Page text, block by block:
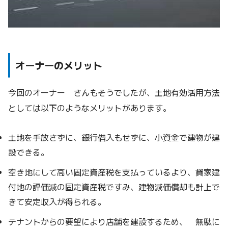
オーナーのメリット
今回のオーナー さんもそうでしたが、土地有効活用方法
としては以下のようなメリットがあります。
土地を手放さずに、銀行借入もせずに、小資金で建物が建
設できる。
空き地にして高い固定資産税を支払っているより、貸家建
付地の評価減の固定資産税ですみ、建物減価償却も計上で
きて安定収入が得られる。
テナントからの要望により店舗を建設するため、 無駄に